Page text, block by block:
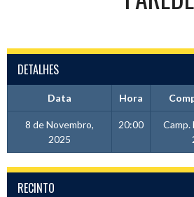
DETALHES
Data Hora
8 de Novembro,
2025
20:00
Camp.
RECINTO